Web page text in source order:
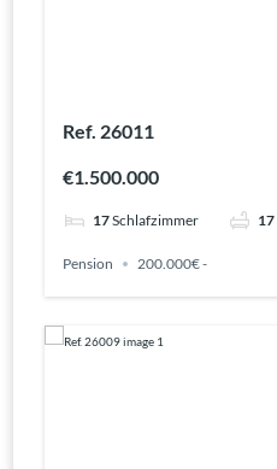
Ref. 26011
€1.500.000
17Schlafzimmer 17
Pension 200.000€ -